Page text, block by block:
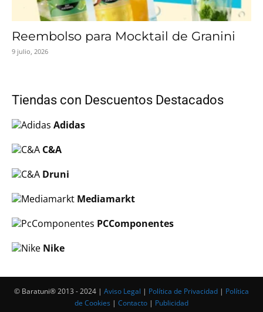
Reembolso para Mocktail de Granini
9 julio, 2026
Tiendas con Descuentos Destacados
Adidas
C&A
Druni
Mediamarkt
PCComponentes
Nike
© Baratuni®‎ 2013 - 2024 | Aviso Legal | Política de Privacidad | Política
de Cookies | Contacto | Publicidad